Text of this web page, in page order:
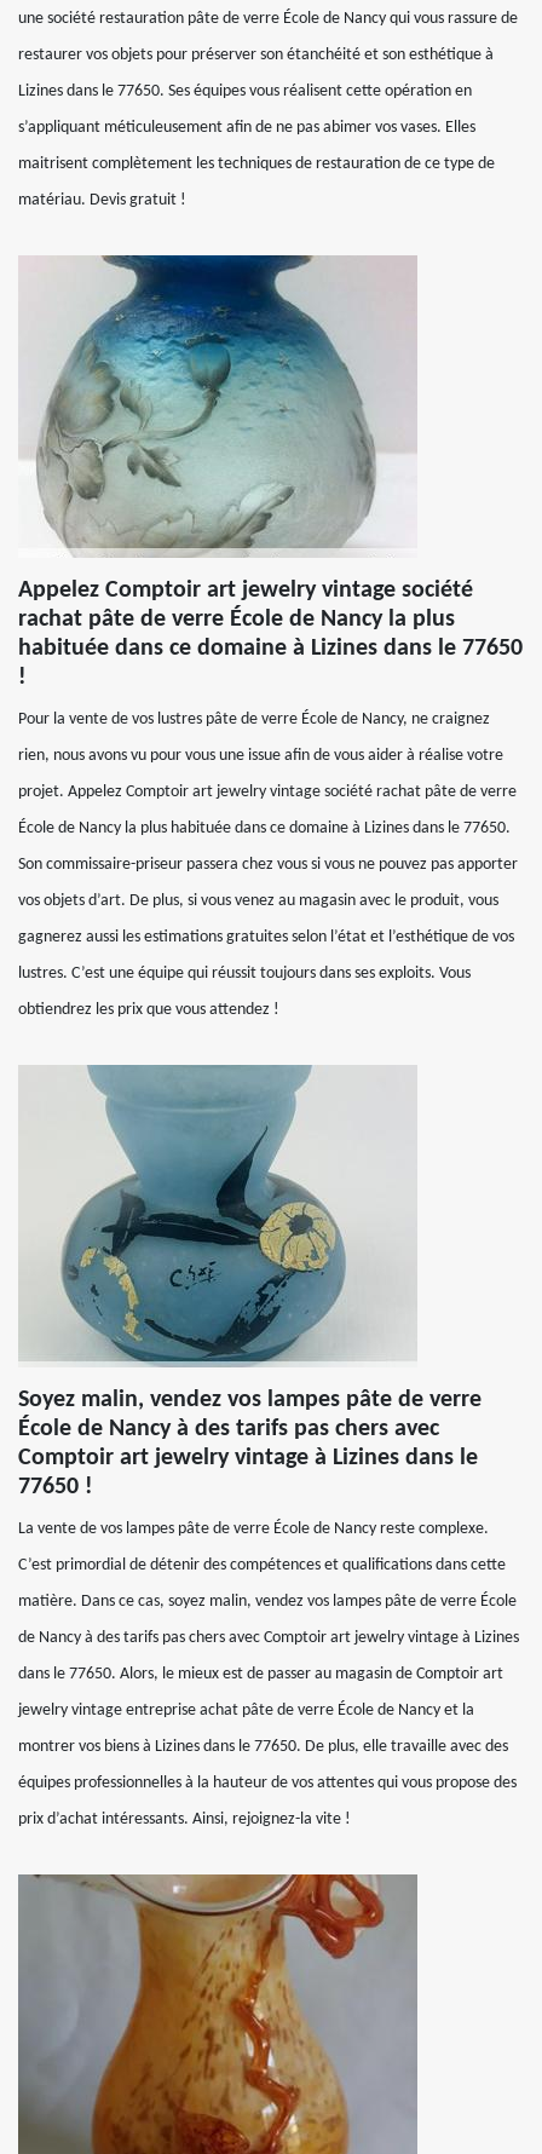
une société restauration pâte de verre École de Nancy qui vous rassure de
restaurer vos objets pour préserver son étanchéité et son esthétique à
Lizines dans le 77650. Ses équipes vous réalisent cette opération en
s’appliquant méticuleusement afin de ne pas abimer vos vases. Elles
maitrisent complètement les techniques de restauration de ce type de
matériau. Devis gratuit !
Appelez Comptoir art jewelry vintage société
rachat pâte de verre École de Nancy la plus
habituée dans ce domaine à Lizines dans le 77650
!
Pour la vente de vos lustres pâte de verre École de Nancy, ne craignez
rien, nous avons vu pour vous une issue afin de vous aider à réalise votre
projet. Appelez Comptoir art jewelry vintage société rachat pâte de verre
École de Nancy la plus habituée dans ce domaine à Lizines dans le 77650.
Son commissaire-priseur passera chez vous si vous ne pouvez pas apporter
vos objets d’art. De plus, si vous venez au magasin avec le produit, vous
gagnerez aussi les estimations gratuites selon l’état et l’esthétique de vos
lustres. C’est une équipe qui réussit toujours dans ses exploits. Vous
obtiendrez les prix que vous attendez !
Soyez malin, vendez vos lampes pâte de verre
École de Nancy à des tarifs pas chers avec
Comptoir art jewelry vintage à Lizines dans le
77650 !
La vente de vos lampes pâte de verre École de Nancy reste complexe.
C’est primordial de détenir des compétences et qualifications dans cette
matière. Dans ce cas, soyez malin, vendez vos lampes pâte de verre École
de Nancy à des tarifs pas chers avec Comptoir art jewelry vintage à Lizines
dans le 77650. Alors, le mieux est de passer au magasin de Comptoir art
jewelry vintage entreprise achat pâte de verre École de Nancy et la
montrer vos biens à Lizines dans le 77650. De plus, elle travaille avec des
équipes professionnelles à la hauteur de vos attentes qui vous propose des
prix d’achat intéressants. Ainsi, rejoignez-la vite !